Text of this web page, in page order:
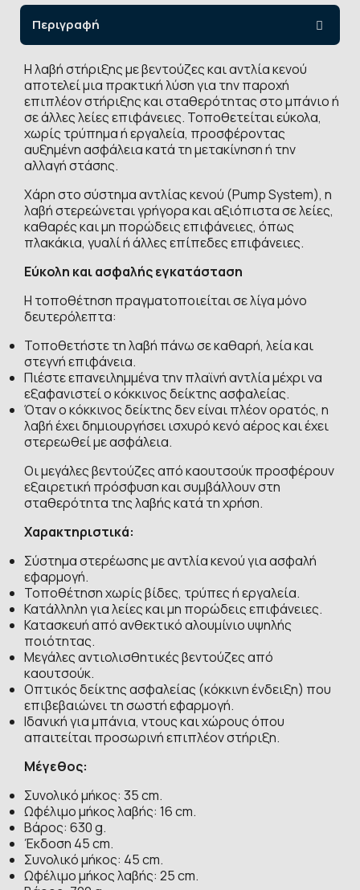
Περιγραφή
Η λαβή στήριξης με βεντούζες και αντλία κενού
αποτελεί μια πρακτική λύση για την παροχή
επιπλέον στήριξης και σταθερότητας στο μπάνιο ή
σε άλλες λείες επιφάνειες. Τοποθετείται εύκολα,
χωρίς τρύπημα ή εργαλεία, προσφέροντας
αυξημένη ασφάλεια κατά τη μετακίνηση ή την
αλλαγή στάσης.
Χάρη στο σύστημα αντλίας κενού (Pump System), η
λαβή στερεώνεται γρήγορα και αξιόπιστα σε λείες,
καθαρές και μη πορώδεις επιφάνειες, όπως
πλακάκια, γυαλί ή άλλες επίπεδες επιφάνειες.
Εύκολη και ασφαλής εγκατάσταση
Η τοποθέτηση πραγματοποιείται σε λίγα μόνο
δευτερόλεπτα:
Τοποθετήστε τη λαβή πάνω σε καθαρή, λεία και
στεγνή επιφάνεια.
Πιέστε επανειλημμένα την πλαϊνή αντλία μέχρι να
εξαφανιστεί ο κόκκινος δείκτης ασφαλείας.
Όταν ο κόκκινος δείκτης δεν είναι πλέον ορατός, η
λαβή έχει δημιουργήσει ισχυρό κενό αέρος και έχει
στερεωθεί με ασφάλεια.
Οι μεγάλες βεντούζες από καουτσούκ προσφέρουν
εξαιρετική πρόσφυση και συμβάλλουν στη
σταθερότητα της λαβής κατά τη χρήση.
Χαρακτηριστικά:
Σύστημα στερέωσης με αντλία κενού για ασφαλή
εφαρμογή.
Τοποθέτηση χωρίς βίδες, τρύπες ή εργαλεία.
Κατάλληλη για λείες και μη πορώδεις επιφάνειες.
Κατασκευή από ανθεκτικό αλουμίνιο υψηλής
ποιότητας.
Μεγάλες αντιολισθητικές βεντούζες από
καουτσούκ.
Οπτικός δείκτης ασφαλείας (κόκκινη ένδειξη) που
επιβεβαιώνει τη σωστή εφαρμογή.
Ιδανική για μπάνια, ντους και χώρους όπου
απαιτείται προσωρινή επιπλέον στήριξη.
Μέγεθος:
Συνολικό μήκος: 35 cm.
Ωφέλιμο μήκος λαβής: 16 cm.
Βάρος: 630 g.
Έκδοση 45 cm.
Συνολικό μήκος: 45 cm.
Ωφέλιμο μήκος λαβής: 25 cm.